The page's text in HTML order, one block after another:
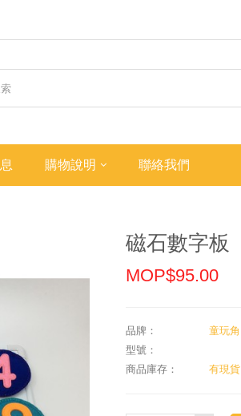
購物說明 聯絡我們
磁石數字板
MOP$95.00
品牌：
童玩角
型號：
商品庫存：
有現貨